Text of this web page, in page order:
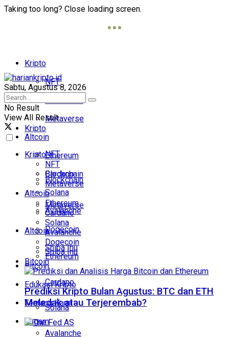
Taking too long? Close loading screen.
Kripto
NFT
Blockchain
Metaverse
Altcoin
Ethereum
Cardano
Solana
Avalanche
Dogecoin
Shiba Inu
Bitcoin
Edukasi Kripto
Tentang Kami
Ragam
Sabtu, Agustus 8, 2026
No Result
View All Result
Kripto
NFT
Blockchain
Metaverse
Altcoin
Ethereum
Cardano
Solana
Avalanche
Kripto
NFT
Blockchain
Metaverse
Altcoin
Ethereum
Cardano
Solana
Avalanche
Dogecoin
Shiba Inu
Bitcoin
Prediksi Kripto Bulan Agustus: BTC dan ETH
Meledak atau Terjerembab?